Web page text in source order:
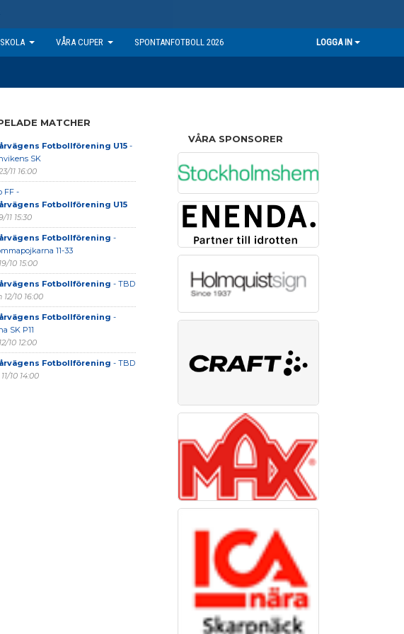
VÅRA CUPER SPONTANFOTBOLL 2026 LOGGA IN
MATCHER
Fotbollförening U15-
SK
11 16:00
FF -
Fotbollförening U15
11 15:30
Fotbollförening -
11-33
10 15:00
Fotbollförening - TBD
12/10 16:00
Fotbollförening -
SK P11
10 12:00
Fotbollförening - TBD
10 14:00
VÅRA SPONSORER